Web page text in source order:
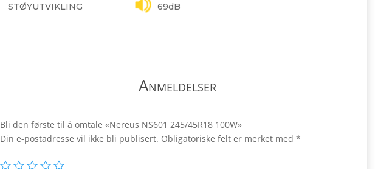
STØYUTVIKLING 69dB
Anmeldelser
Bli den første til å omtale «Nereus NS601 245/45R18 100W»
Din e-postadresse vil ikke bli publisert. Obligatoriske felt er merket med *